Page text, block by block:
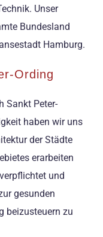
Unser
Bundesland
Hamburg.
Ording
Sankt Peter-
haben wir uns
der Städte
erarbeiten
und
gesunden
beizusteuern zu